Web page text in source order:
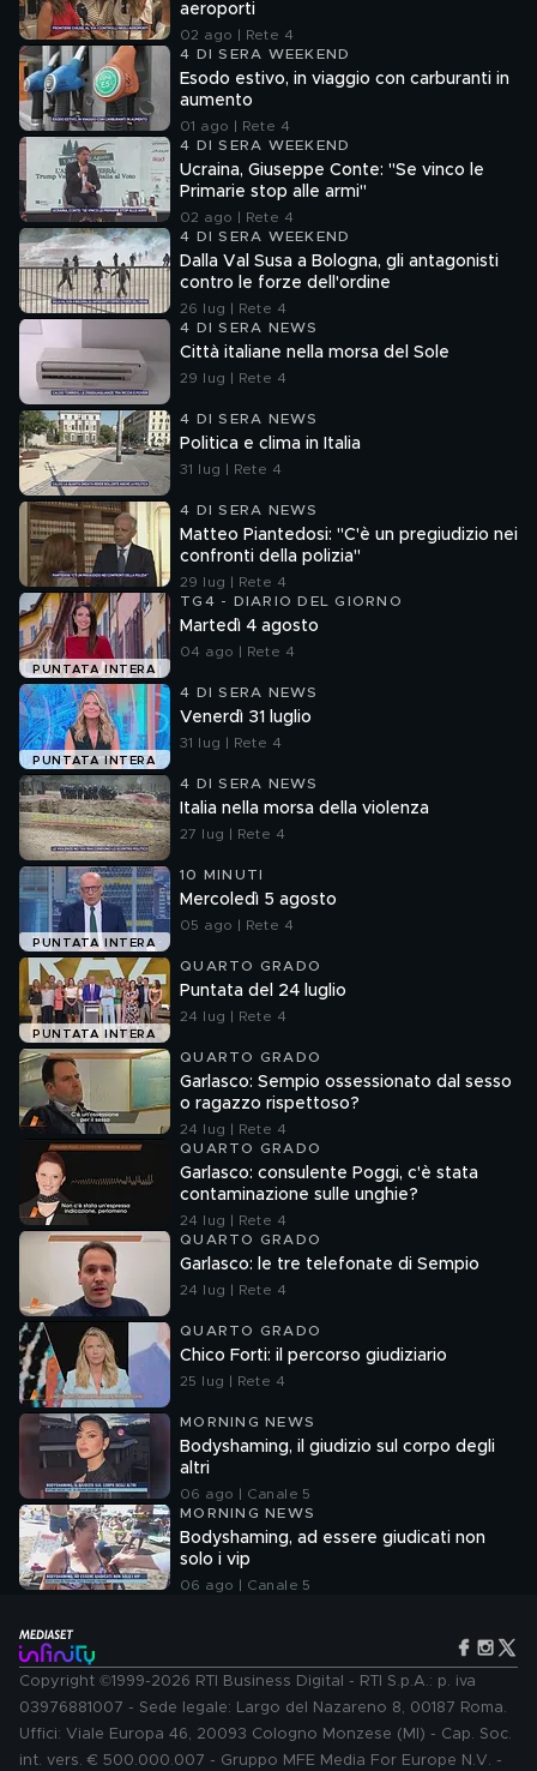
aeroporti
02 ago | Rete 4
4 DI SERA WEEKEND
Esodo estivo, in viaggio con carburanti in
aumento
01 ago | Rete 4
4 DI SERA WEEKEND
Ucraina, Giuseppe Conte: "Se vinco le
Primarie stop alle armi"
02 ago | Rete 4
4 DI SERA WEEKEND
Dalla Val Susa a Bologna, gli antagonisti
contro le forze dell'ordine
26 lug | Rete 4
4 DI SERA NEWS
Città italiane nella morsa del Sole
29 lug | Rete 4
4 DI SERA NEWS
Politica e clima in Italia
31 lug | Rete 4
4 DI SERA NEWS
Matteo Piantedosi: "C'è un pregiudizio nei
confronti della polizia"
29 lug | Rete 4
PUNTATA INTERA
TG4 - DIARIO DEL GIORNO
Martedì 4 agosto
04 ago | Rete 4
PUNTATA INTERA
4 DI SERA NEWS
Venerdì 31 luglio
31 lug | Rete 4
4 DI SERA NEWS
Italia nella morsa della violenza
27 lug | Rete 4
PUNTATA INTERA
10 MINUTI
Mercoledì 5 agosto
05 ago | Rete 4
PUNTATA INTERA
QUARTO GRADO
Puntata del 24 luglio
24 lug | Rete 4
QUARTO GRADO
Garlasco: Sempio ossessionato dal sesso
o ragazzo rispettoso?
24 lug | Rete 4
QUARTO GRADO
Garlasco: consulente Poggi, c'è stata
contaminazione sulle unghie?
24 lug | Rete 4
QUARTO GRADO
Garlasco: le tre telefonate di Sempio
24 lug | Rete 4
QUARTO GRADO
Chico Forti: il percorso giudiziario
25 lug | Rete 4
MORNING NEWS
Bodyshaming, il giudizio sul corpo degli
altri
06 ago | Canale 5
MORNING NEWS
Bodyshaming, ad essere giudicati non
solo i vip
06 ago | Canale 5
Copyright ©1999-2026 RTI Business Digital - RTI S.p.A.: p. iva
03976881007 - Sede legale: Largo del Nazareno 8, 00187 Roma.
Uffici: Viale Europa 46, 20093 Cologno Monzese (MI) - Cap. Soc.
int. vers. € 500.000.007 - Gruppo MFE Media For Europe N.V. -